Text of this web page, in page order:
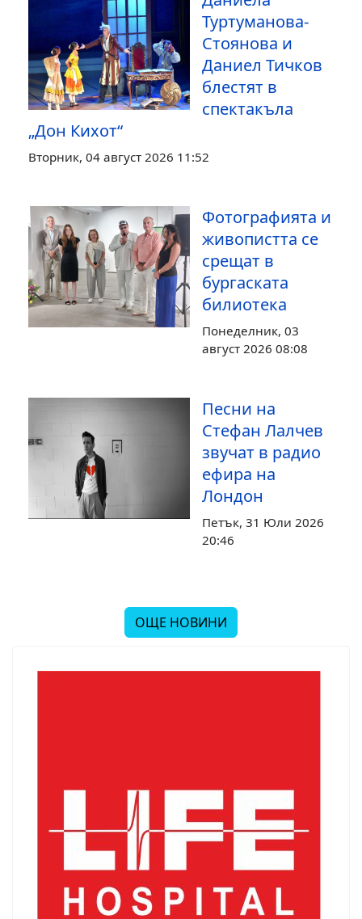
Туртуманова-
Стоянова и
Даниел Тичков
блестят в
спектакъла
„Дон Кихот“
Вторник, 04 август 2026 11:52
Фотографията и
живопистта се
срещат в
бургаската
билиотека
Понеделник, 03
август 2026 08:08
Песни на
Стефан Лалчев
звучат в радио
ефира на
Лондон
Петък, 31 Юли 2026
20:46
ОЩЕ НОВИНИ